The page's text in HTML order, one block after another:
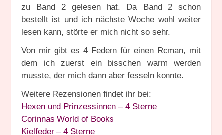
zu Band 2 gelesen hat. Da Band 2 schon
bestellt ist und ich nächste Woche wohl weiter
lesen kann, störte er mich nicht so sehr.
Von mir gibt es 4 Federn für einen Roman, mit
dem ich zuerst ein bisschen warm werden
musste, der mich dann aber fesseln konnte.
Weitere Rezensionen findet ihr bei:
Hexen und Prinzessinnen – 4 Sterne
Corinnas World of Books
Kielfeder – 4 Sterne